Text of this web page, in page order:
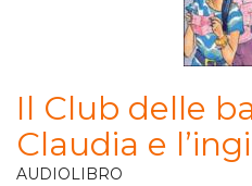
Il Club delle
Claudia e
AUDIOLIBRO